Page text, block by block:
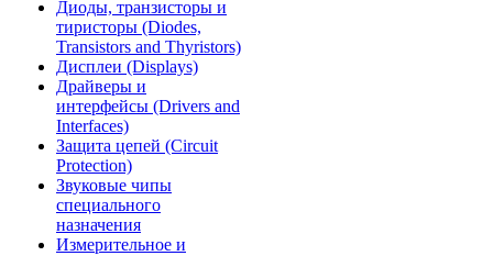
Диоды, транзисторы и
тиристоры (Diodes,
Transistors and Thyristors)
Дисплеи (Displays)
Драйверы и
интерфейсы (Drivers and
Interfaces)
Защита цепей (Circuit
Protection)
Звуковые чипы
специального
назначения
Измерительное и